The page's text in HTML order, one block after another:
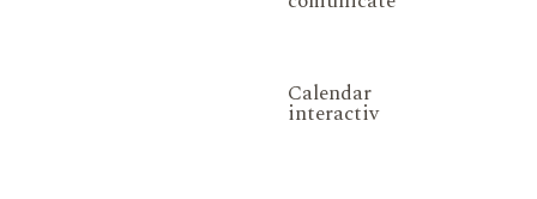
Calendar
interactiv